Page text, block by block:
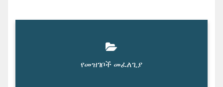
የመዝገቦች መፈለጊያ